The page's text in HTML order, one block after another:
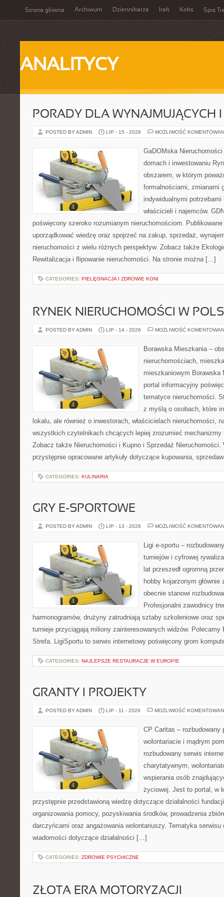
Strona główna Archiwum Dziennikarze Irak Koks Spis
ANALITYCY
PORADY DLA WYNAJMUJĄCYCH
POSTED BY ADMIN LIP - 15 - 2026 MOŻLIWOŚĆ
GaDOMska
domach i inwestowaniu
obszarem, w którym
formalnościami, zmianami
indywidualnymi
właścicieli i najemców.
poświęcony szeroko rozumianym nieruchomościom. Publikowane
uporządkować wiedzę oraz spojrzeć na zakup, sprzedaż,
nieruchomości z wielu różnych perspektyw. Zobacz także
Rewitalizacja i flipowanie nieruchomości. Na stronie można […]
CATEGORIES: PIELĘGNACJA I ZDROWIE KONI
RYNEK NIERUCHOMOŚCI W
POSTED BY ADMIN LIP - 14 - 2026 MOŻLIWOŚĆ
Borawska Mieszkania –
nieruchomościach,
mieszkaniowym Borawska
portal informacyjny
tematyce nieruchomości.
z myślą o osobach, które
lokalu, ale również o inwestorach, właścicielach nieruchomości,
wszystkich czytelnikach chcących lepiej zrozumieć mechanizmy
Zobacz także Nieruchomości i Kupno i Sprzedaż
przystępnie opracowane artykuły dotyczące kupowania,
CATEGORIES: KULINARIA
GRY E-SPORTOWE
POSTED BY ADMIN LIP - 13 - 2026 MOŻLIWOŚĆ
Ligi e-sportu –
turniejów i cyfrowej
lat przeszedł ogromną
hobby kojarzonym
obecnie stanowi
Profesjonalni zawodnicy
harmonogramów, drużyny zatrudniają sztaby szkoleniowe oraz
turnieje przyciągają miliony zainteresowanych widzów.
Strefa. LigiSportu to serwis internetowy poświęcony grom
CATEGORIES: NAJLEPSZE RESTAURACJE W EUROPIE
GRANTY I PROJEKTY
POSTED BY ADMIN LIP - 11 - 2026 MOŻLIWOŚĆ
CP Caritas – rozbudowany
wolontariacie i mądrym
rozbudowany serwis
charytatywnym,
wspierania osób
życiowej. Jest to portal, w
przystępnie przedstawioną wiedzę dotyczące działalności
organizowania pomocy, pozyskiwania środków, prowadzenia
darczyńcami oraz angażowania wolontariuszy. Tematyka
wiadomości dotyczące działalności […]
CATEGORIES: ZDROWIE PSYCHICZNE
ZŁOTA ERA MOTORYZACJI